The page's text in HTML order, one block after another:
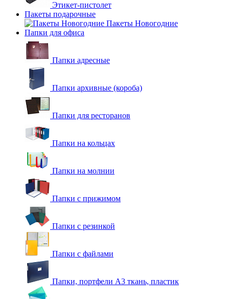
Этикет-пистолет
Пакеты подарочные
Пакеты Новогодние
Папки для офиса
Папки адресные
Папки архивные (короба)
Папки для ресторанов
Папки на кольцах
Папки на молнии
Папки с прижимом
Папки с резинкой
Папки с файлами
Папки, портфели А3 ткань, пластик